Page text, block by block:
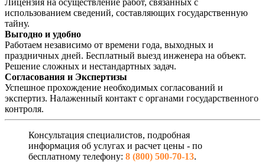
использованием сведений, составляющих государственную
тайну.
Выгодно и удобно
Работаем независимо от времени года, выходных и
праздничных дней. Бесплатный выезд инженера на объект.
Решение сложных и нестандартных задач.
Согласования и Экспертизы
Успешное прохождение необходимых согласований и
экспертиз. Налаженный контакт с органами государственного
контроля.
Консультация специалистов, подробная
информация об услугах и расчет цены - по
бесплатному телефону: 8 (800) 500-70-13.